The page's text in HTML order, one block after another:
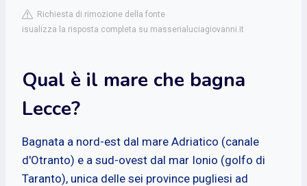
Richiesta di rimozione della fonte
isualizza la risposta completa su masserialuciagiovanni.it
Qual è il mare che bagna
Lecce?
Bagnata a nord-est dal mare Adriatico (canale
d'Otranto) e a sud-ovest dal mar Ionio (golfo di
Taranto), unica delle sei province pugliesi ad